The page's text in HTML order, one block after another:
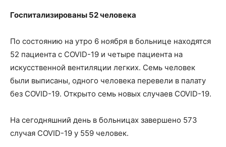
Госпитализированы 52 человека
По состоянию на утро 6 ноября в больнице находятся
52 пациента с COVID-19 и четыре пациента на
искусственной вентиляции легких. Семь человек
были выписаны, одного человека перевели в палату
без COVID-19. Открыто семь новых случаев COVID-19.
На сегодняшний день в больницах завершено 573
случая COVID-19 у 559 человек.